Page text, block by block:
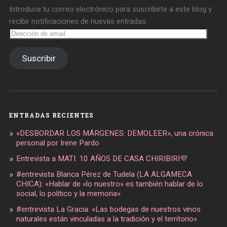
Introduce tu correo electrónico para suscribirte a este blog y
recibir notificaciones de nuevas entradas.
Dirección
de
Suscribir
ENTRADAS RECIENTES
«DESBORDAR LOS MÁRGENES: DEMOLEER», una crónica
personal por Irene Pardo
Entrevista a MATI: 10 AÑOS DE CASA CHIRIBIRI💜
#entrevista Blanca Pérez de Tudela (LA ALGAMECA
CHICA): «Hablar de «lo nuestro» es también hablar de lo
social, lo político y la memoria»
#entrevista La Gracia: «Las bodegas de nuestros vinos
naturales están vinculadas a la tradición y el territorio»